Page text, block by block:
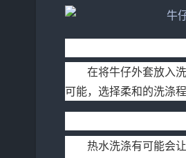
在将牛仔外套放入
可能，选择柔和的洗涤程
热水洗涤有可能会